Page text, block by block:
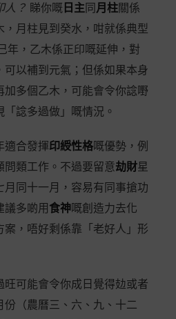
人？ 睇你嘅 日主 同 月柱關係
，月柱見到癸水，咁就係典型
年，乙木係正印嘅延伸，對
可以補到元氣；但係如果本身
加多個乙木，可能會令你諗嘢
諗多過做」嘅情況。
適合發揮印綬性格嘅優勢，例
問類工作。不過要留意劫財星
月同十一月，容易有同事搶功
議多啲用 食神嘅創造力去化
案，唔好剩係靠「老好人」形
旺可能會令你成日覺得攰或者
份（農曆三、六、九、十二